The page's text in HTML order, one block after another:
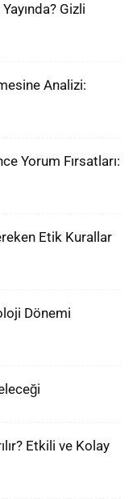
Gizli
Analizi:
Yorum Fırsatları:
Etik Kurallar
Dönemi
Etkili ve Kolay